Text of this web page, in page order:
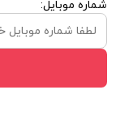
شماره موبایل: